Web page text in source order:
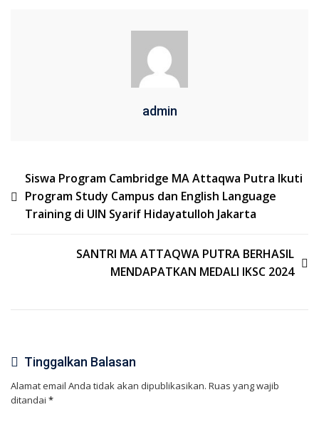
Juara
Pertama
Dalam
Perlombaan
OBOR
admin
Navigasi
pos
Siswa Program Cambridge MA Attaqwa Putra Ikuti
Program Study Campus dan English Language
Training di UIN Syarif Hidayatulloh Jakarta
SANTRI MA ATTAQWA PUTRA BERHASIL
MENDAPATKAN MEDALI IKSC 2024
Tinggalkan Balasan
Alamat email Anda tidak akan dipublikasikan. Ruas yang wajib
ditandai *